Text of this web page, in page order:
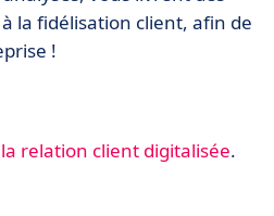
la fidélisation client, afin de
!
relation client digitalisée.